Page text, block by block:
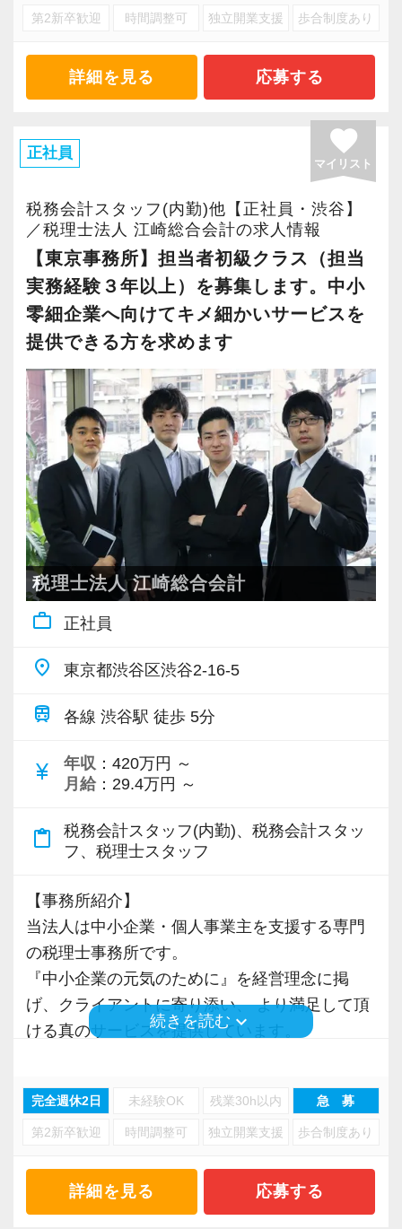
ッフがサポートしますので、安心して税務・会
計の業務を一通り覚えられます！
▽ステップ3(4ヶ月目〜)
一通りの業務を覚えたら、自分自身で決算を行
タッフ・オフィス責任者からのチェックと国税
OBのダブルチェックがあります。
当社ならではの「仕事のステップ」を踏みなが
ら実務を経験することで、半年もすればある程
度一人で仕事をすることができるようになりま
す。
これまでも多くのインターン生が実践型インタ
ーン制度を使い、ステップアップを実現してき
た実績が当社にはあります！
実践型インターンを通して学校では絶対に学ぶ
ことができない知識と実務を徹底的に磨くこと
ができます。
インターン終了後は新卒採用の道も用意してい
ます。26卒のインターン生も入社予定です。
【各種社会保険完備、ユニークな手当制度あ
り】
当も充実。
税務能力検定等の資格検定に合格するともらえ
けているので、ぜひ活用してください。
詳しくはこちら（リンク先：https://www.tokyo-
consulting.com/recruit/environment/benefits）
【成長のための5つのこだわりを大事にしていま
す】
仕事をする上では5つのこだわり「クイックレス
ポンス・プラス思考・有言実行・他責禁止・気
けるために「情熱家であれ！」がモットーで
す。
【求職者へのメッセージ】
当社の実践型インターンでは、普段の学生生活
を獲得していきます。
お客様から信頼され、心の通ったサービスを提
の道を私たちと一緒に歩んでみませんか？
【将来オフィスをお任せできる貴方の力を求め
ています】
積み重ねてこられた知識と経験を生かして、さ
らなる活躍の場を求めている貴方の力を発揮で
きる職場です。
新たなマネージャー候補として、将来的にオフ
ィスを任せられる方の力を求めています。
税理士資格がなくてもOK！
やる気とコミュニケーション能力を重視しま
す。
税理士はサービス業です。誠実に仕事を行い、
お客様に満足していただくことを大事にしてく
れる方を求めています。
スキルと経験に合わせてキャリアを重ねつつ、
部下のマネジメントも少しずつお任せして自信
を持っていけるよう私たちもバックアップしま
す。
最初は自信が無くても意欲があれば大丈夫で
す。
ちしています！
・情熱を持って仕事ができ、途中で諦めない人
・責任感を持って仕事に取り組める人
・積極性と向上心を持ち合わせている人
・若手を引っ張っていくリーダーになれる人
【ITシステム完備で効率よく業務をこなせま
す】
IT化が非常に進んでいるのも当社の特徴。
入力もAI-OCRを使用して、業務効率化とペーパ
ーレス化を進めています。kintoneや
いるので効率よくストレスフリーに業務をこな
せます。
ベートとの両立、充実した生活を応援します。
＜待遇等＞
繁忙期には残業となることもありますが、その
後の休みを取得しやすいように調整できます。
また、資格試験に向け勉強中の方を応援してお
り、試験日を含め約10日以上の休暇を取得した
実績もあります。
■採用ページ
https://www.m-partners.jp/recruit/
補者を求めています！】
今回、クライアント増加とより一層のサービス
向上を目指し、「東京事務所」で社員の増員を
行っています。
東京事務所は渋谷駅から徒歩5分の好立地にあ
り、15名の社員が在席しています。
担当者中級クラスのポジションとして求めてい
るのは、安心して直接顧客担当を任せることの
できる、知識・経験・対応力のある方。
チームリーダやマネジメント経験がある方、こ
は、歓迎します。
実務経験は5年以上を目安としていますが、それ
に満たない場合でもこれまでの能力・経験に応
じて選考を進めさせて頂きます。
中小企業・個人事業主を対象に一通りの年間業
務を卒なく対応できる方、かつ、30社程度の担
当実績のある方であれば、すぐに活躍して頂け
ると思います。
当法人には豊富な実績と案件数がある為、経験
す。
案件」「習得していきたいスキル」なんでもい
さい。
ら、スキル&キャリアアップを叶えたいという方
は当法人で実現してみませんか？
【日々の業務を通じて幅広い知識・経験を身に
つけることが可能！】
主な仕事内容は月次監査・決算申告・確定申
告・年末調整・税務相談などです。
当法人では分業制を確立しており記帳代行は専
門部署が担当しますので、本来の専門家として
また当法人の中である程度の経験を積んで頂い
た後、税務会計業務以外にも労務・法務・融
資・各種行政手続きなども担当します。
中小企業・個人事業主を支援する専門家とし
て、経営管理全般の幅広い知識が習得可能で
第2新卒歓迎 時間調整可 独立開業支援 歩合制度あり
詳細を見る 応募する
正社員 favorite
マイリスト
税務会計スタッフ(内勤)他【正社員・渋谷】
／税理士法人 江崎総合会計の求人情報
【東京事務所】担当者初級クラス（担当
実務経験３年以上）を募集します。中小
零細企業へ向けてキメ細かいサービスを
提供できる方を求めます
税理士法人 江崎総合会計
work_outline 正社員
place 東京都渋谷区渋谷2-16-5
train 各線 渋谷駅 徒歩 5分
currency_yen 年収 ：420万円 ～
月給 ：29.4万円 ～
content_paste
税務会計スタッフ(内勤)、税務会計スタッ
フ、税理士スタッフ
【事務所紹介】
当法人は中小企業・個人事業主を支援する専門
の税理士事務所です。
『中小企業の元気のために』を経営理念に掲
げ、クライアントに寄り添い、 より満足して頂
ける真のサービスを提供しています。
ました。
めています！】
今回、クライアント増加とより一層のサービス
続きを読むkeyboard_arrow_down
完全週休2日 未経験OK 残業30h以内 急 募
第2新卒歓迎 時間調整可 独立開業支援 歩合制度あり
詳細を見る 応募する